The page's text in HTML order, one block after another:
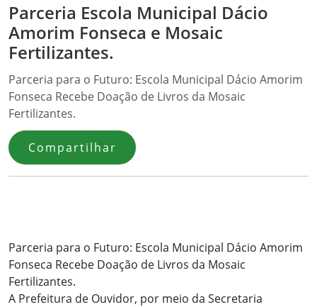
Parceria Escola Municipal Dácio
Amorim Fonseca e Mosaic
Fertilizantes.
Parceria para o Futuro: Escola Municipal Dácio Amorim
Fonseca Recebe Doação de Livros da Mosaic
Fertilizantes.
Compartilhar
Parceria para o Futuro: Escola Municipal Dácio Amorim
Fonseca Recebe Doação de Livros da Mosaic
Fertilizantes.
A Prefeitura de Ouvidor, por meio da Secretaria